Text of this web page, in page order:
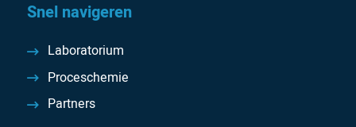
Snel navigeren
Laboratorium
Proceschemie
Partners